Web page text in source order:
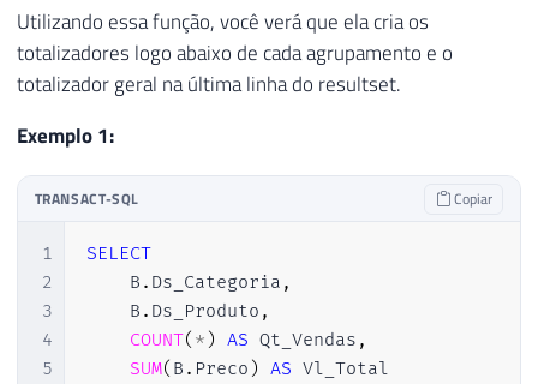
Utilizando essa função, você verá que ela cria os
totalizadores logo abaixo de cada agrupamento e o
totalizador geral na última linha do resultset.
Exemplo 1:
TRANSACT-SQL Copiar
1
2
3
4
5
SELECT
    B
. Ds_Categoria ,
    B
. Ds_Produto ,
COUNT( * ) AS Qt_Vendas ,
SUM( B . Preco ) AS